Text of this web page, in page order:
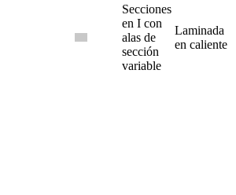
Secciones
en I con
alas de
sección
variable
Laminada
en caliente